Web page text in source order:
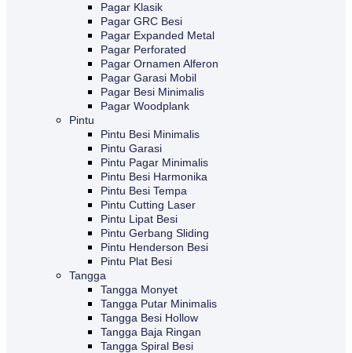
Pagar Klasik
Pagar GRC Besi
Pagar Expanded Metal
Pagar Perforated
Pagar Ornamen Alferon
Pagar Garasi Mobil
Pagar Besi Minimalis
Pagar Woodplank
Pintu
Pintu Besi Minimalis
Pintu Garasi
Pintu Pagar Minimalis
Pintu Besi Harmonika
Pintu Besi Tempa
Pintu Cutting Laser
Pintu Lipat Besi
Pintu Gerbang Sliding
Pintu Henderson Besi
Pintu Plat Besi
Tangga
Tangga Monyet
Tangga Putar Minimalis
Tangga Besi Hollow
Tangga Baja Ringan
Tangga Spiral Besi